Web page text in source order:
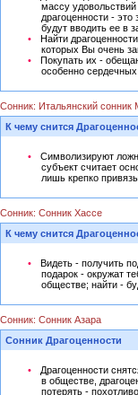
массу
драгоценности - это
будут вводить ее в
Найти
которых Вы очень
Покупать их -
особенно сердечных.
Сонник: Итальянский сонник
К чему снится
Символизируют
субъект считает
лишь крепко
Сонник: Сонник Хассе
К чему снится
Видеть - получить
подарок - окружат
обществе; найти -
Сонник: Сонник Азара
Сонник Драгоценности
Драгоценности
в обществе,
потерять -